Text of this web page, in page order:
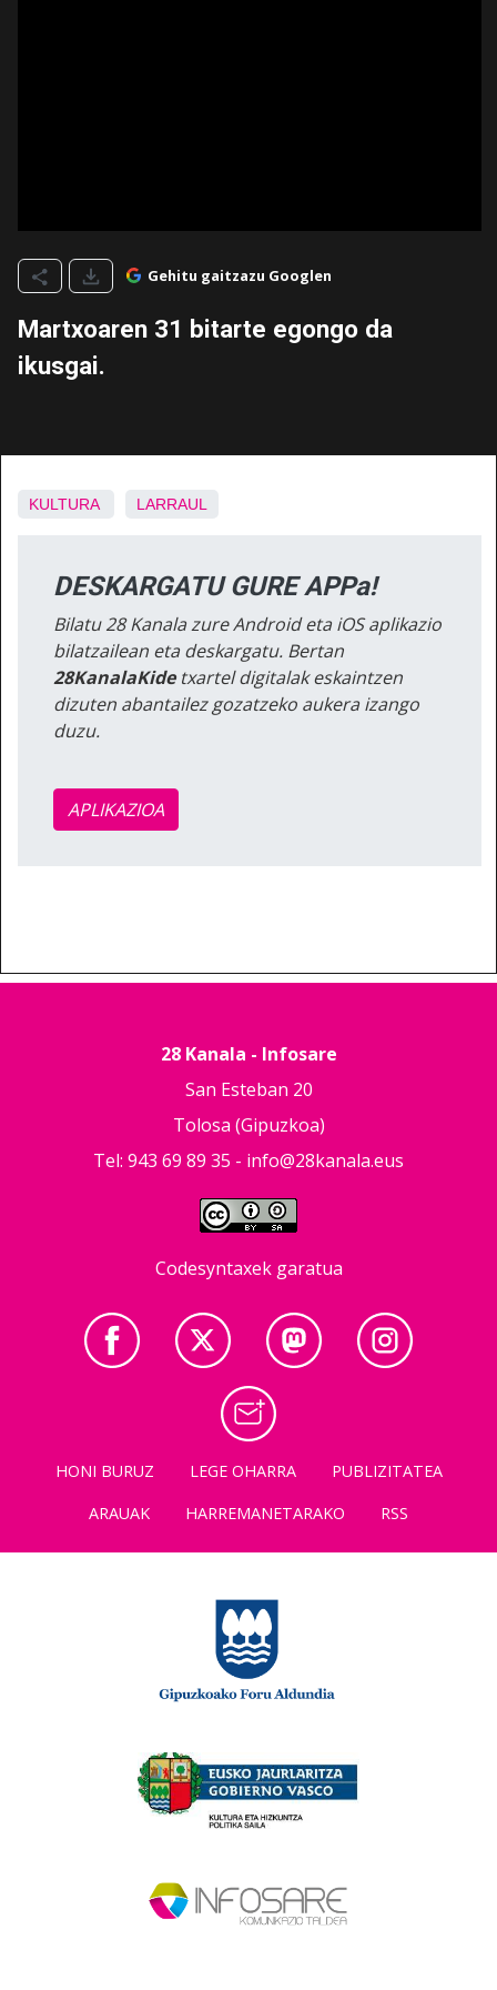
Gehitu gaitzazu Googlen
Martxoaren 31 bitarte egongo da
ikusgai.
KULTURA LARRAUL
DESKARGATU GURE APPa!
Bilatu 28 Kanala zure Android eta iOS aplikazio
bilatzailean eta deskargatu. Bertan
28KanalaKidetxartel digitalak eskaintzen
dizuten abantailez gozatzeko aukera izango
duzu.
APLIKAZIOA
28 Kanala - Infosare
San Esteban 20
Tolosa (Gipuzkoa)
Tel: 943 69 89 35 - info@28kanala.eus
Codesyntaxek garatua
HONI BURUZ LEGE OHARRA
PUBLIZITATEA
ARAUAK
HARREMANETARAKO RSS